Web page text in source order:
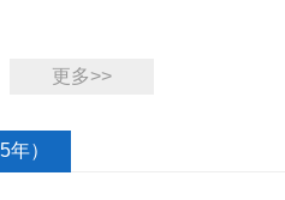
更多>>
）